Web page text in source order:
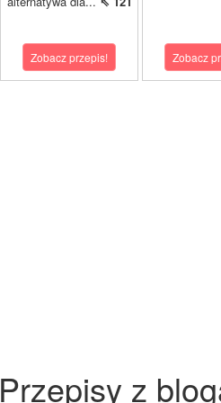
Zobacz przepis! Zobacz
Przepisy z